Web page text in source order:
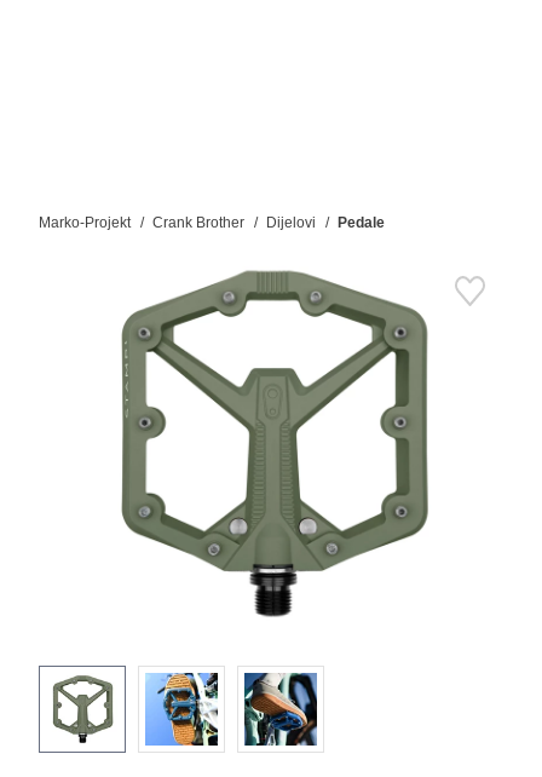
Marko-Projekt Crank Brother Dijelovi Pedale